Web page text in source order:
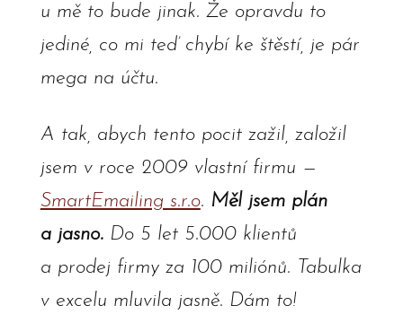
u mě to bude jinak. Že opravdu to
jediné, co mi teď chybí ke štěstí, je pár
mega na účtu.
A tak, abych tento pocit zažil, založil
jsem v roce 2009 vlastní firmu —
SmartEmailing s.r.o. Měl jsem plán
a jasno.Do 5 let 5.000 klientů
a prodej firmy za 100 miliónů. Tabulka
v excelu mluvila jasně. Dám to!